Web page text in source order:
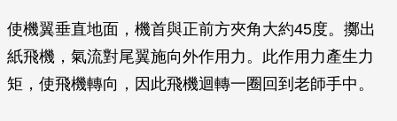
使機翼垂直地面，機首與正前方夾角大約45度。擲出
紙飛機，氣­流對尾翼施向外作用力。此作用力產生力
矩，使飛機轉向，因此飛機迴轉一圈回到老師手中­。